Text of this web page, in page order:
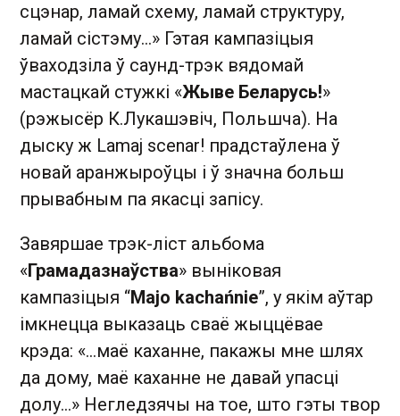
сцэнар, ламай схему, ламай структуру,
ламай сістэму…» Гэтая кампазіцыя
ўваходзіла ў саунд-трэк вядомай
мастацкай стужкі «Жыве Беларусь!»
(рэжысёр К.Лукашэвіч, Польшча). На
дыску ж Lamaj scenar! прадстаўлена ў
новай аранжыроўцы і ў значна больш
прывабным па якасці запісу.
Завяршае трэк-ліст альбома
«Грамадазнаўства» выніковая
кампазіцыя “Majo kachańnie”, у якім аўтар
імкнецца выказаць сваё жыццёвае
крэда: «…маё каханне, пакажы мне шлях
да дому, маё каханне не давай упасці
долу…» Негледзячы на тое, што гэты твор